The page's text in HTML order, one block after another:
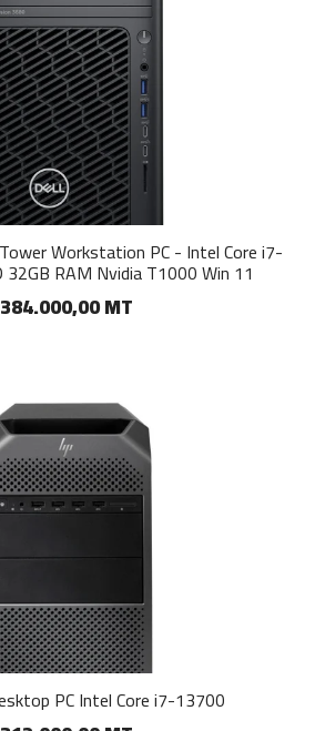
Workstation PC - Intel Core i7-
RAM Nvidia T1000 Win 11
384.000,00 MT
PC Intel Core i7-13700